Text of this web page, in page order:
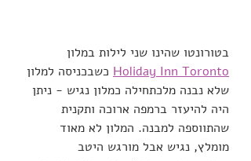
בטורונטו שהינו שני לילות במלון
Holiday Inn Toronto כשבכניסה למלון
שלא נבנה מלכתחילה כמלון נגיש - ניתן
היה להיעזר ברמפה ארוכה ותקנית
שהתווספה למבנה. המלון לא מאוד
מומלץ, נגיש אבל מורגש היטב